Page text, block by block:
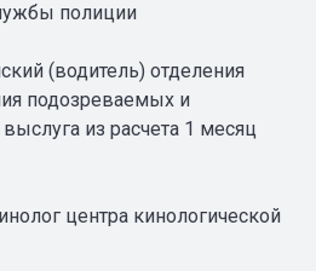
полиции
(водитель) отделения
подозреваемых и
из расчета 1 месяц
центра кинологической